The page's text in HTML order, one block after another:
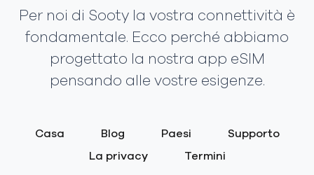
Per noi di Sooty la vostra connettività è
fondamentale. Ecco perché abbiamo
progettato la nostra app eSIM
pensando alle vostre esigenze.
Casa Blog Paesi
Supporto
La privacy
Termini